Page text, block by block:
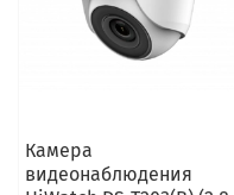
Камера
видеонаблюдения